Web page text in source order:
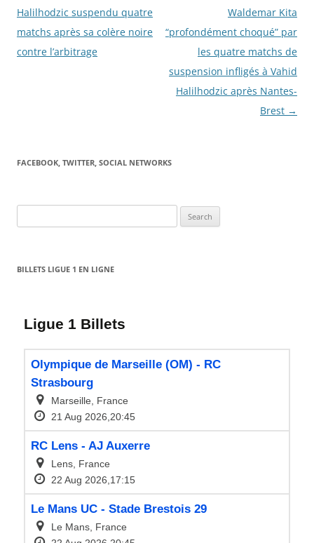
navigation
Halilhodzic suspendu quatre
matchs après sa colère noire
contre l’arbitrage
Waldemar Kita
“profondément choqué” par
les quatre matchs de
suspension infligés à Vahid
Halilhodzic après Nantes-
Brest →
FACEBOOK, TWITTER, SOCIAL NETWORKS
for:
BILLETS LIGUE 1 EN LIGNE